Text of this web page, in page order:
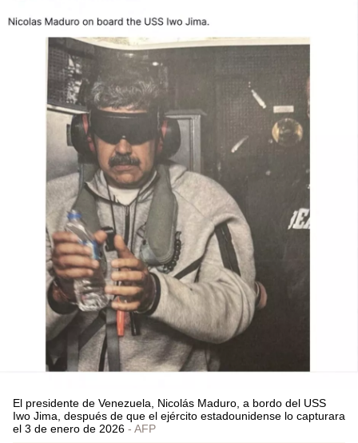
El presidente de Venezuela, Nicolás Maduro, a bordo del USS
Iwo Jima, después de que el ejército estadounidense lo capturara
el 3 de enero de 2026
AFP